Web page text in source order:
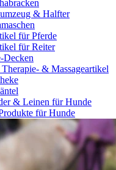
& Halfter
für Pferde
für Reiter
Decken
Therapie- & Massageartikel
& Leinen für Hunde
für Hunde